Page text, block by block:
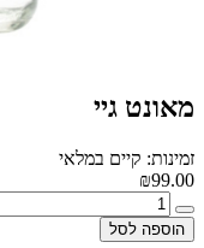
מאונט גיי
זמינות: קיים במלאי
₪99.00
הוספה לסל